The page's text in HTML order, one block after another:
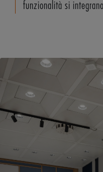
funzionalità si